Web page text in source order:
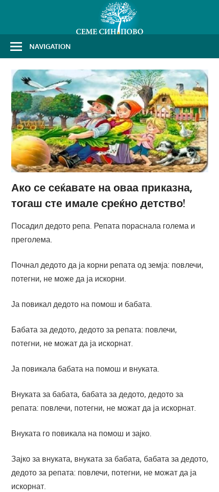
NAVIGATION
Ако се сеќавате на оваа приказна,
тогаш сте имале среќно детство!
Посадил дедото репа. Репата пораснала голема и
преголема.
Почнал дедото да ја корни репата од земја: повлечи,
потегни, не може да ја искорни.
Ја повикал дедото на помош и бабата.
Бабата за дедото, дедото за репата: повлечи,
потегни, не можат да ја искорнат.
Ја повикала бабата на помош и внуката.
Внуката за бабата, бабата за дедото, дедото за
репата: повлечи, потегни, не можат да ја искорнат.
Внуката го повикала на помош и зајко.
Зајко за внуката, внуката за бабата, бабата за дедото,
дедото за репата: повлечи, потегни, не можат да ја
искорнат.